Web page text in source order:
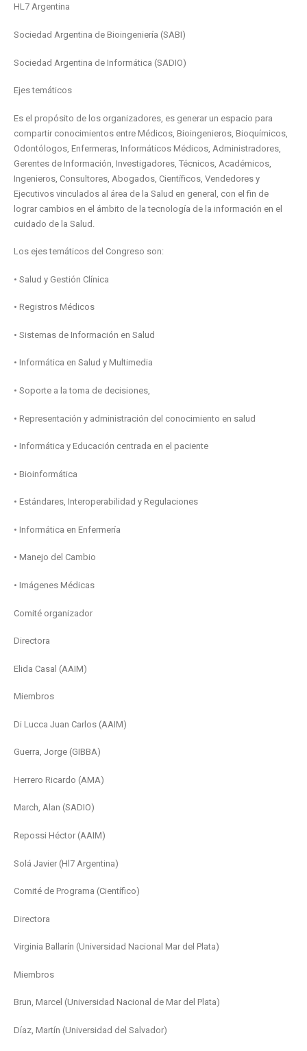
HL7 Argentina
Sociedad Argentina de Bioingeniería (SABI)
Sociedad Argentina de Informática (SADIO)
Ejes temáticos
Es el propósito de los organizadores, es generar un espacio para
compartir conocimientos entre Médicos, Bioingenieros, Bioquímicos,
Odontólogos, Enfermeras, Informáticos Médicos, Administradores,
Gerentes de Información, Investigadores, Técnicos, Académicos,
Ingenieros, Consultores, Abogados, Científicos, Vendedores y
Ejecutivos vinculados al área de la Salud en general, con el fin de
lograr cambios en el ámbito de la tecnología de la información en el
cuidado de la Salud.
Los ejes temáticos del Congreso son:
• Salud y Gestión Clínica
• Registros Médicos
• Sistemas de Información en Salud
• Informática en Salud y Multimedia
• Soporte a la toma de decisiones,
• Representación y administración del conocimiento en salud
• Informática y Educación centrada en el paciente
• Bioinformática
• Estándares, Interoperabilidad y Regulaciones
• Informática en Enfermería
• Manejo del Cambio
• Imágenes Médicas
Comité organizador
Directora
Elida Casal (AAIM)
Miembros
Di Lucca Juan Carlos (AAIM)
Guerra, Jorge (GIBBA)
Herrero Ricardo (AMA)
March, Alan (SADIO)
Repossi Héctor (AAIM)
Solá Javier (Hl7 Argentina)
Comité de Programa (Científico)
Directora
Virginia Ballarín (Universidad Nacional Mar del Plata)
Miembros
Brun, Marcel (Universidad Nacional de Mar del Plata)
Díaz, Martín (Universidad del Salvador)